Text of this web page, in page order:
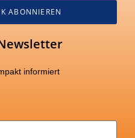
ABONNIEREN
informiert